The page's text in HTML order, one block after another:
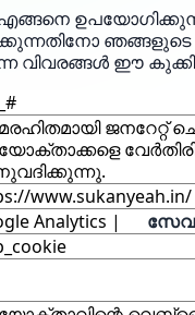
വിവരങ്ങൾ ഈ
www.sukanyeah.in/
Analytics |